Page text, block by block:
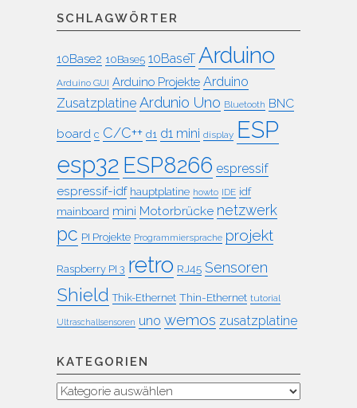
SCHLAGWÖRTER
10Base2 10Base5 10BaseT Arduino
Arduino GUI Arduino Projekte Arduino
Zusatzplatine Ardunio Uno Bluetooth BNC
board c C/C++ d1 d1 mini display ESP
esp32 ESP8266 espressif
espressif-idf hauptplatine howto IDE idf
mainboard mini Motorbrücke netzwerk
pc PI Projekte Programmiersprache projekt
Raspberry PI 3 retro RJ45 Sensoren
Shield Thik-Ethernet Thin-Ethernet tutorial
Ultraschallsensoren uno wemos zusatzplatine
KATEGORIEN
Kategorien